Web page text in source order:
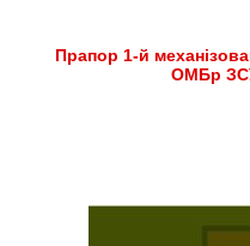
Прапор 1-й
ОМБр